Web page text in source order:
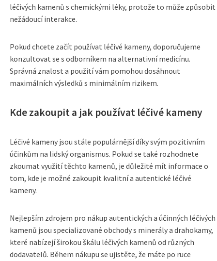
léčivých kamenů s chemickými léky, protože to může způsobit
nežádoucí interakce.
Pokud chcete začít používat léčivé kameny, doporučujeme
konzultovat se s odborníkem na alternativní medicínu.
Správná znalost a použití vám pomohou dosáhnout
maximálních výsledků s minimálním rizikem.
Kde zakoupit a jak používat léčivé kameny
Léčivé kameny jsou stále populárnější díky svým pozitivním
účinkům na lidský organismus. Pokud se také rozhodnete
zkoumat využití těchto kamenů, je důležité mít informace o
tom, kde je možné zakoupit kvalitní a autentické léčivé
kameny.
Nejlepším zdrojem pro nákup autentických a účinných léčivých
kamenů jsou specializované obchody s minerály a drahokamy,
které nabízejí širokou škálu léčivých kamenů od různých
dodavatelů. Během nákupu se ujistěte, že máte po ruce